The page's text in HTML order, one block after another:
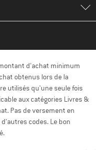
d'achat minimum
obtenus lors de la
utilisés qu'une seule fois
aux catégories Livres &
Pas de versement en
codes. Le bon